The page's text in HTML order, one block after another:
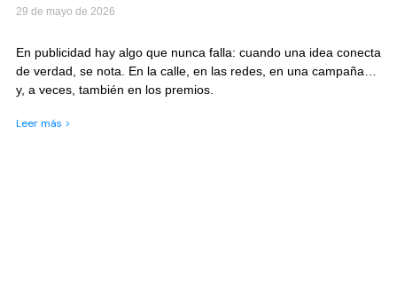
29 de mayo de 2026
En publicidad hay algo que nunca falla: cuando una idea conecta
de verdad, se nota. En la calle, en las redes, en una campaña…
y, a veces, también en los premios.
Leer más >